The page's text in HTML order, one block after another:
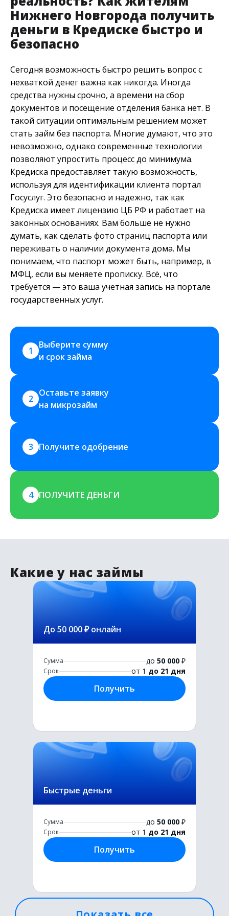
Нижнего Новгорода получить
деньги в Кредиске быстро и
безопасно
Сегодня возможность быстро решить вопрос с
нехваткой денег важна как никогда. Иногда
средства нужны срочно, а времени на сбор
документов и посещение отделения банка нет. В
такой ситуации оптимальным решением может
стать займ без паспорта. Многие думают, что это
невозможно, однако современные технологии
позволяют упростить процесс до минимума.
Кредиска предоставляет такую возможность,
используя для идентификации клиента портал
Госуслуг. Это безопасно и надежно, так как
Кредиска имеет лицензию ЦБ РФ и работает на
законных основаниях. Вам больше не нужно
думать, как сделать фото страниц паспорта или
переживать о наличии документа дома. Мы
понимаем, что паспорт может быть, например, в
МФЦ, если вы меняете прописку. Всё, что
требуется — это ваша учетная запись на портале
государственных услуг.
1
Выберите сумму
и срок займа
2
Оставьте заявку
на микрозайм
3 Получите одобрение
4 ПОЛУЧИТЕ ДЕНЬГИ
Какие у нас займы
До 50 000 ₽ онлайн
Сумма до 50 000 ₽
Срок от 1 до 21 дня
Получить
Быстрые деньги
Сумма до 50 000 ₽
Срок от 1 до 21 дня
Получить